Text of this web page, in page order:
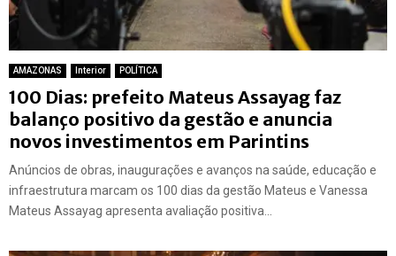
AMAZONAS Interior POLÍTICA
100 Dias: prefeito Mateus Assayag faz
balanço positivo da gestão e anuncia
novos investimentos em Parintins
Anúncios de obras, inaugurações e avanços na saúde, educação e
infraestrutura marcam os 100 dias da gestão Mateus e Vanessa
Mateus Assayag apresenta avaliação positiva...